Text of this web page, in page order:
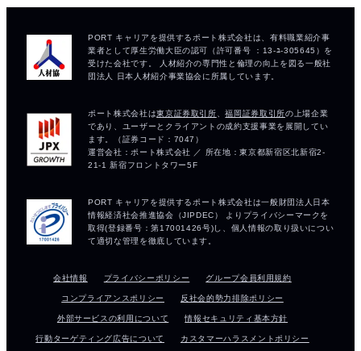
会社情報 プライバシーポリシー グループ会員利用規約
コンプライアンスポリシー 反社会的勢力排除ポリシー
外部サービスの利用について 情報セキュリティ基本方針
行動ターゲティング広告について カスタマーハラスメントポリシー